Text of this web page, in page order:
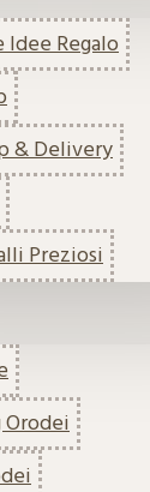
Idee Regalo
& Delivery
Preziosi
Orodei